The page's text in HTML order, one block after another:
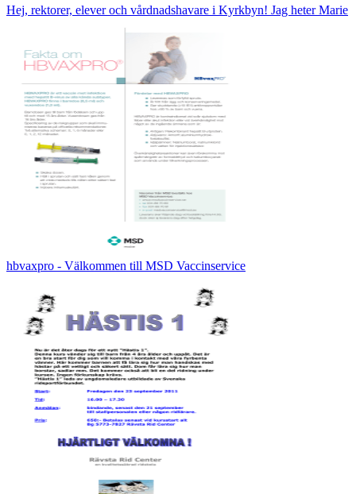
Hej, rektorer, elever och vårdnadshavare i Kyrkbyn! Jag heter Marie
hbvaxpro - Välkommen till MSD Vaccinservice